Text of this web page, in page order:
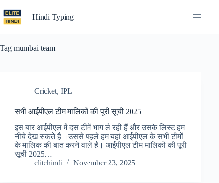
to
content
Hindi Typing
Tag mumbai team
Cricket, IPL
सभी आईपीएल टीम मालिकों की पूरी सूची 2025
इस बार आईपीएल में दस टीमें भाग ले रही हैं और उसके लिस्ट हम
नीचे देख सकते है ।उससे पहले हम यहां आईपीएल के सभी टीमों
के मालिक की बात करने वाले हैं। आईपीएल टीम मालिकों की पूरी
सूची 2025…
elitehindi
November 23, 2025